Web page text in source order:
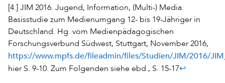
[4.] JIM 2016. Jugend, Information, (Multi-) Media.
Basisstudie zum Medienumgang 12- bis 19-Jähriger in
Deutschland. Hg. vom Medienpädagogischen
Forschungsverbund Südwest, Stuttgart, November 2016,
https://www.mpfs.de/fileadmin/files/Studien/JIM/2016/
hier S. 9-10. Zum Folgenden siehe ebd., S. 15-17↩